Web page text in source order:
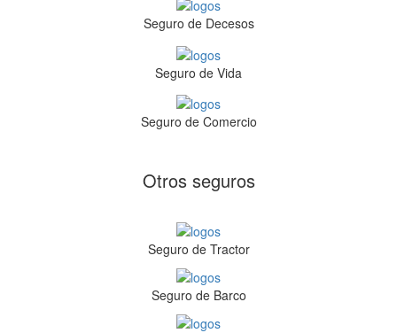
Seguro de Decesos
Seguro de Vida
Seguro de Comercio
Otros seguros
Seguro de Tractor
Seguro de Barco